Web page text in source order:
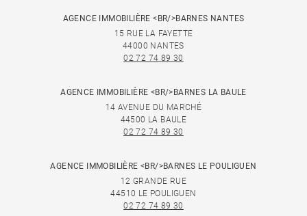
AGENCE IMMOBILIÈRE <BR/>BARNES NANTES
15 RUE LA FAYETTE
44000 NANTES
02 72 74 89 30
AGENCE IMMOBILIÈRE <BR/>BARNES LA BAULE
14 AVENUE DU MARCHÉ
44500 LA BAULE
02 72 74 89 30
AGENCE IMMOBILIÈRE <BR/>BARNES LE POULIGUEN
12 GRANDE RUE
44510 LE POULIGUEN
02 72 74 89 30